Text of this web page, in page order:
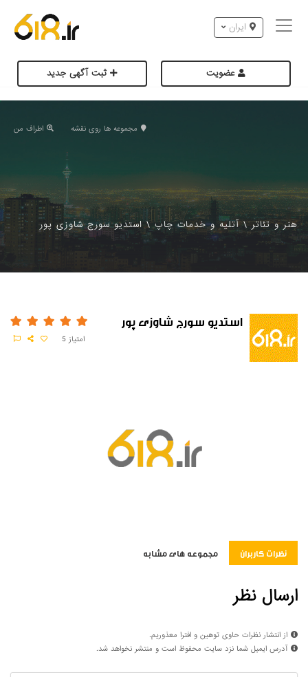
ایران
عضویت ثبت آگهی جدید
مجموعه ها روی نقشه اطراف من
هنر و تئاتر\آتلیه و خدمات چاپ\استدیو سورج شاوزی پور
استدیو سورج شاوزی پور
امتیاز 5
نظرات کاربران مجموعه های مشابه
ارسال نظر
از انتشار نظرات حاوی توهین و افترا معذوریم.
آدرس ایمیل شما نزد سایت محفوظ است و منتشر نخواهد شد.